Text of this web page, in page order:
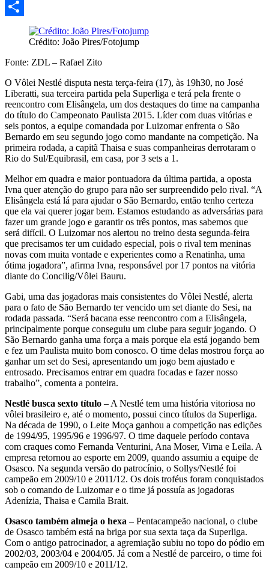
Email
Crédito: João Pires/Fotojump
Fonte: ZDL – Rafael Zito
O Vôlei Nestlé disputa nesta terça-feira (17), às 19h30, no José
Liberatti, sua terceira partida pela Superliga e terá pela frente o
reencontro com Elisângela, um dos destaques do time na campanha
do título do Campeonato Paulista 2015. Líder com duas vitórias e
seis pontos, a equipe comandada por Luizomar enfrenta o São
Bernardo em seu segundo jogo como mandante na competição. Na
primeira rodada, a capitã Thaisa e suas companheiras derrotaram o
Rio do Sul/Equibrasil, em casa, por 3 sets a 1.
Melhor em quadra e maior pontuadora da última partida, a oposta
Ivna quer atenção do grupo para não ser surpreendido pelo rival. “A
Elisângela está lá para ajudar o São Bernardo, então tenho certeza
que ela vai querer jogar bem. Estamos estudando as adversárias para
fazer um grande jogo e garantir os três pontos, mas sabemos que
será difícil. O Luizomar nos alertou no treino desta segunda-feira
que precisamos ter um cuidado especial, pois o rival tem meninas
novas com muita vontade e experientes como a Renatinha, uma
ótima jogadora”, afirma Ivna, responsável por 17 pontos na vitória
diante do Concilig/Vôlei Bauru.
Gabi, uma das jogadoras mais consistentes do Vôlei Nestlé, alerta
para o fato de São Bernardo ter vencido um set diante do Sesi, na
rodada passada. “Será bacana esse reencontro com a Elisângela,
principalmente porque conseguiu um clube para seguir jogando. O
São Bernardo ganha uma força a mais porque ela está jogando bem
e fez um Paulista muito bom conosco. O time delas mostrou força ao
ganhar um set do Sesi, apresentando um jogo bem ajustado e
entrosado. Precisamos entrar em quadra focadas e fazer nosso
trabalho”, comenta a ponteira.
Nestlé busca sexto título – A Nestlé tem uma história vitoriosa no
vôlei brasileiro e, até o momento, possui cinco títulos da Superliga.
Na década de 1990, o Leite Moça ganhou a competição nas edições
de 1994/95, 1995/96 e 1996/97. O time daquele período contava
com craques como Fernanda Venturini, Ana Moser, Virna e Leila. A
empresa retornou ao esporte em 2009, quando assumiu a equipe de
Osasco. Na segunda versão do patrocínio, o Sollys/Nestlé foi
campeão em 2009/10 e 2011/12. Os dois troféus foram conquistados
sob o comando de Luizomar e o time já possuía as jogadoras
Adenízia, Thaisa e Camila Brait.
Osasco também almeja o hexa – Pentacampeão nacional, o clube
de Osasco também está na briga por sua sexta taça da Superliga.
Com o antigo patrocinador, a agremiação subiu no topo do pódio em
2002/03, 2003/04 e 2004/05. Já com a Nestlé de parceiro, o time foi
campeão em 2009/10 e 2011/12.